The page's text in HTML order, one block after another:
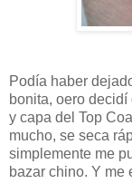
Podía haber
bonita, oero
y capa del Top
mucho, se seca
simplemente me
bazar chino. Y me